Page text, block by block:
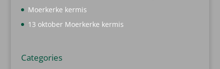
Moerkerke kermis
13 oktober Moerkerke kermis
Categories